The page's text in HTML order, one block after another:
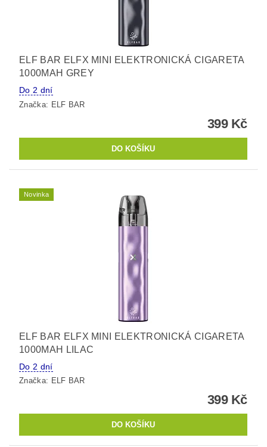
ELF BAR ELFX MINI ELEKTRONICKÁ CIGARETA
1000MAH GREY
Do 2 dní
Značka: ELF BAR
399 Kč
Novinka
ELF BAR ELFX MINI ELEKTRONICKÁ CIGARETA
1000MAH LILAC
Do 2 dní
Značka: ELF BAR
399 Kč